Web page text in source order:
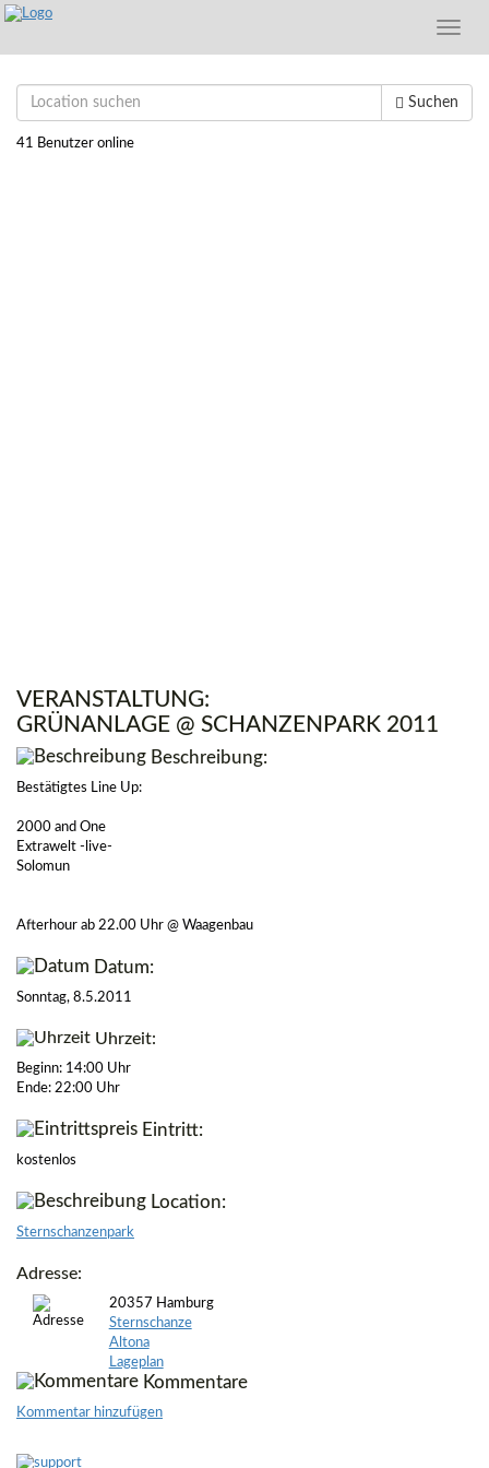
Toggle
Suchen
41 Benutzer online
VERANSTALTUNG:
GRÜNANLAGE @ SCHANZENPARK 2011
Beschreibung:
Bestätigtes Line Up:
2000 and One
Extrawelt -live-
Solomun
Afterhour ab 22.00 Uhr @ Waagenbau
Datum:
Sonntag, 8.5.2011
Uhrzeit:
Beginn: 14:00 Uhr
Ende: 22:00 Uhr
Eintritt:
kostenlos
Location:
Sternschanzenpark
Adresse:
20357 Hamburg
Sternschanze
Altona
Lageplan
Kommentare
Kommentar hinzufügen